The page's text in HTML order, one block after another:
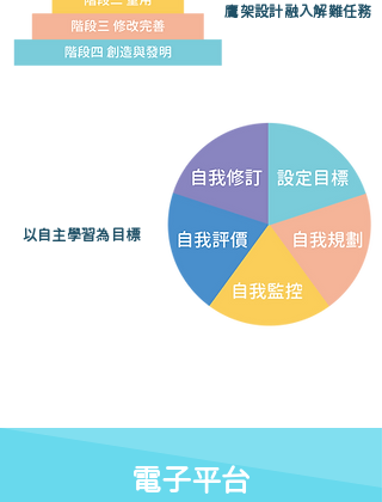
鷹架設計融入解難任務
以自主學習為目標
電子平台